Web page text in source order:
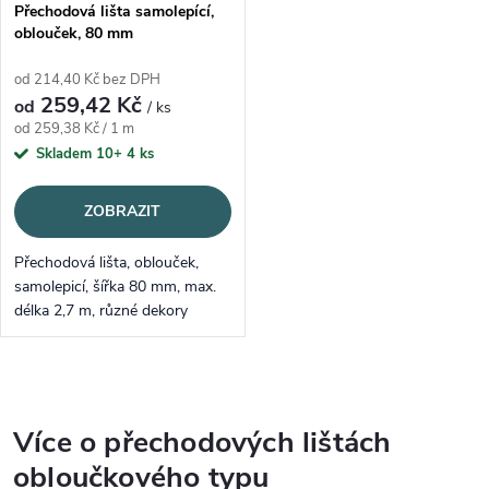
Přechodová lišta samolepící,
oblouček, 80 mm
od 214,40 Kč bez DPH
od 259,42 Kč/ ks
Měrná cena:
od 259,38 Kč / 1 m
Skladem 10+ 4 ks
ZOBRAZIT
Přechodová lišta, oblouček,
samolepicí, šířka 80 mm, max.
délka 2,7 m, různé dekory
Více o přechodových lištách
obloučkového typu